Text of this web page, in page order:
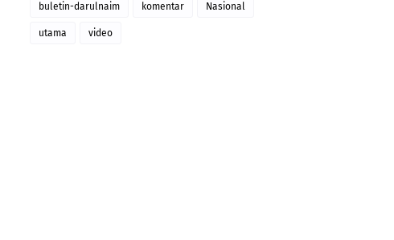
buletin-darulnaim komentar Nasional
utama video